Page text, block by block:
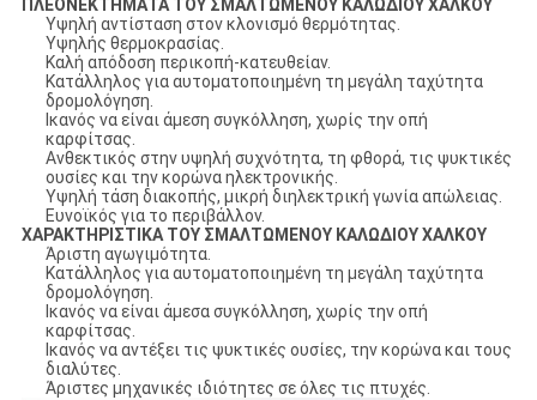
ΠΛΕΟΝΕΚΤΗΜΑΤΑ ΤΟΥ ΣΜΑΛΤΩΜΕΝΟΥ ΚΑΛΩΔΙΟΥ ΧΑΛΚΟΥ
Υψηλή αντίσταση στον κλονισμό θερμότητας.
Υψηλής θερμοκρασίας.
Καλή απόδοση περικοπή-κατευθείαν.
Κατάλληλος για αυτοματοποιημένη τη μεγάλη ταχύτητα
δρομολόγηση.
Ικανός να είναι άμεση συγκόλληση, χωρίς την οπή
καρφίτσας.
Ανθεκτικός στην υψηλή συχνότητα, τη φθορά, τις ψυκτικές
ουσίες και την κορώνα ηλεκτρονικής.
Υψηλή τάση διακοπής, μικρή διηλεκτρική γωνία απώλειας.
Ευνοϊκός για το περιβάλλον.
ΧΑΡΑΚΤΗΡΙΣΤΙΚΑ ΤΟΥ ΣΜΑΛΤΩΜΕΝΟΥ ΚΑΛΩΔΙΟΥ ΧΑΛΚΟΥ
Άριστη αγωγιμότητα.
Κατάλληλος για αυτοματοποιημένη τη μεγάλη ταχύτητα
δρομολόγηση.
Ικανός να είναι άμεσα συγκόλληση, χωρίς την οπή
καρφίτσας.
Ικανός να αντέξει τις ψυκτικές ουσίες, την κορώνα και τους
διαλύτες.
Άριστες μηχανικές ιδιότητες σε όλες τις πτυχές.